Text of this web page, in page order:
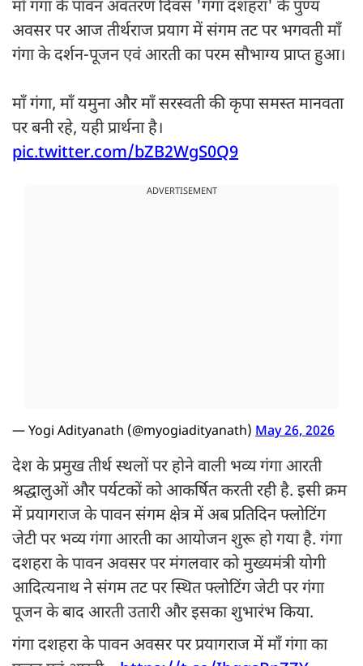
माँ गंगा के पावन अवतरण दिवस 'गंगा दशहरा' के पुण्य
अवसर पर आज तीर्थराज प्रयाग में संगम तट पर भगवती माँ
गंगा के दर्शन-पूजन एवं आरती का परम सौभाग्य प्राप्त हुआ।
माँ गंगा, माँ यमुना और माँ सरस्वती की कृपा समस्त मानवता
पर बनी रहे, यही प्रार्थना है।
pic.twitter.com/bZB2WgS0Q9
ADVERTISEMENT
— Yogi Adityanath (@myogiadityanath) May 26, 2026
देश के प्रमुख तीर्थ स्थलों पर होने वाली भव्य गंगा आरती
श्रद्धालुओं और पर्यटकों को आकर्षित करती रही है. इसी क्रम
में प्रयागराज के पावन संगम क्षेत्र में अब प्रतिदिन फ्लोटिंग
जेटी पर भव्य गंगा आरती का आयोजन शुरू हो गया है. गंगा
दशहरा के पावन अवसर पर मंगलवार को मुख्यमंत्री योगी
आदित्यनाथ ने संगम तट पर स्थित फ्लोटिंग जेटी पर गंगा
पूजन के बाद आरती उतारी और इसका शुभारंभ किया.
गंगा दशहरा के पावन अवसर पर प्रयागराज में माँ गंगा का